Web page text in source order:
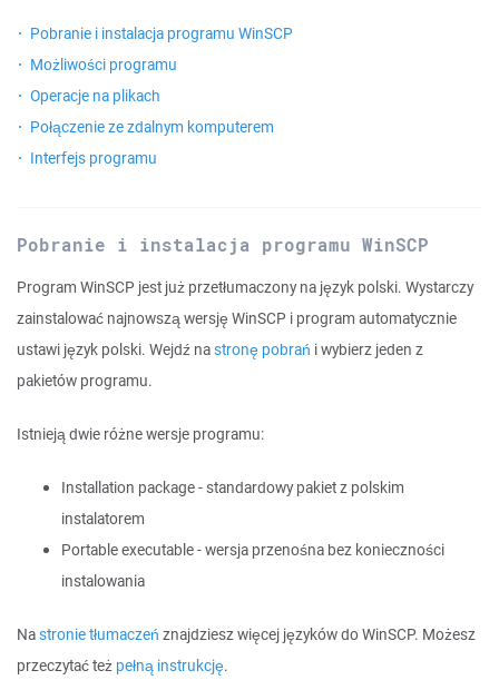
Pobranie i instalacja programu WinSCP
Możliwości programu
Operacje na plikach
Połączenie ze zdalnym komputerem
Interfejs programu
Pobranie i instalacja programu WinSCP
Program WinSCP jest już przetłumaczony na język polski. Wystarczy
zainstalować najnowszą wersję WinSCP i program automatycznie
ustawi język polski. Wejdź nastronę pobrań i wybierz jeden z
pakietów programu.
Istnieją dwie różne wersje programu:
Installation package - standardowy pakiet z polskim
instalatorem
Portable executable - wersja przenośna bez konieczności
instalowania
Nastronie tłumaczeń znajdziesz więcej języków do WinSCP. Możesz
przeczytać też pełną instrukcję.